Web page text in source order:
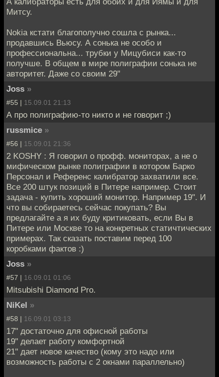
Митсу.
Nokia кстати благополучно сошла с рынка...
продавшись Вьюсу. А сонька не особо и
профессиональна... трубки у Мицубиси как-то
получше. В общем в мире полиграфии сонька не
авторитет. Даже со своим 29"
Joss »
#55 | 15.09.01 21:13
А про полиграфию-то никто и не говорит ;)
russmice »
#56 | 15.09.01 21:36
2 KOSHY : Я говорил о профф. мониторах, а не о
мифическом рынке полиграфии в котором Барко
Персонал и Референс калибратор захватили все.
Все 200 штук позиций в Питере например. Стоит
задача - купить хороший монитор. Например 19". И
что вы собираетесь сейчас покупать? Вы
предлагайте а я их буду критиковать, если Вы в
Питере или Москве то на конкретных статичтических
примерах. Так сказать поставим перед 100
коробками фактов :)
Joss »
#57 | 16.09.01 01:06
Mitsubishi Diamond Pro.
NiKel »
#58 | 16.09.01 03:13
17" достаточно для офисной работы
19" делает работу комфортной
21" дает новое качество (кому это надо или
возможность работы с 2 окнами параллельно)